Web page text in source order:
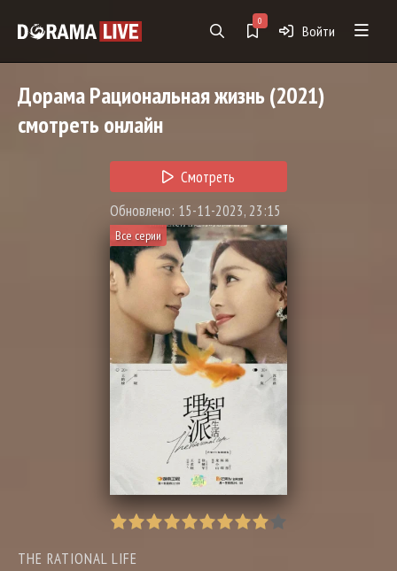
0
Войти
ДорамаРациональная жизнь(2021)
смотреть онлайн
Смотреть
Обновлено: 15-11-2023, 23:15
Все серии
THE RATIONAL LIFE